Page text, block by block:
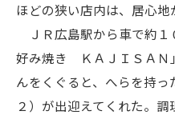
ほどの狭い店内は、居心地
ＪＲ広島駅から車で約１
好み焼き ＫＡＪＩＳＡＮ
んをくぐると、へらを持
２）が出迎えてくれた。